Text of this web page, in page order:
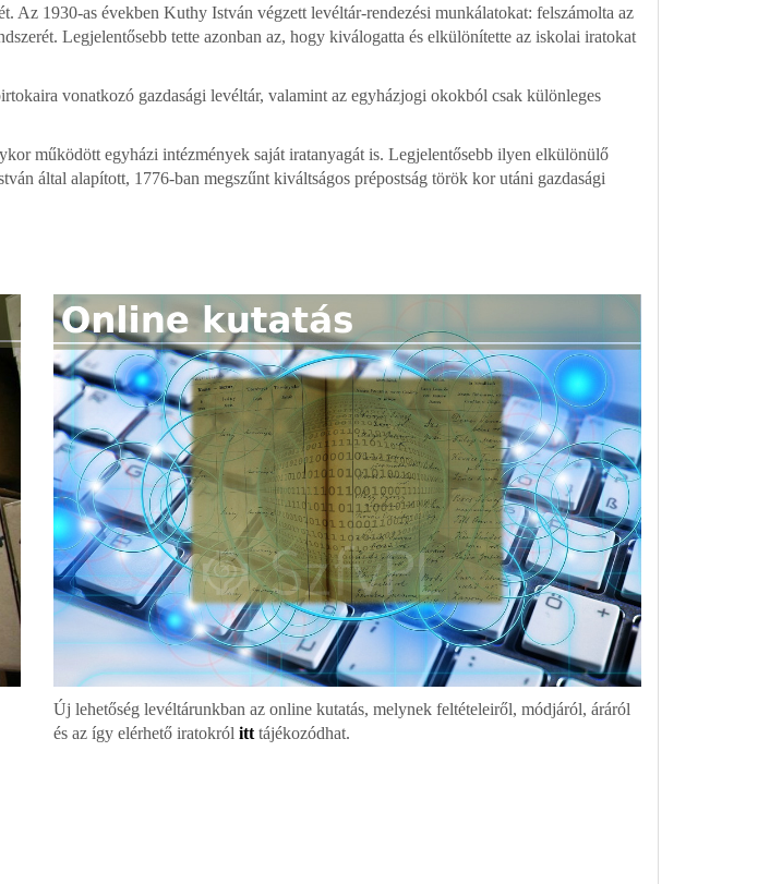
Az 1930-as években Kuthy István végzett levéltár-rendezési munkálatokat: felszámolta az
Legjelentősebb tette azonban az, hogy kiválogatta és elkülönítette az iskolai iratokat
vonatkozó gazdasági levéltár, valamint az egyházjogi okokból csak különleges
működött egyházi intézmények saját iratanyagát is. Legjelentősebb ilyen elkülönülő
által alapított, 1776-ban megszűnt kiváltságos prépostság török kor utáni gazdasági
Új lehetőség levéltárunkban az online kutatás, melynek feltételeiről, módjáról, áráról
és az így elérhető iratokról itt tájékozódhat.